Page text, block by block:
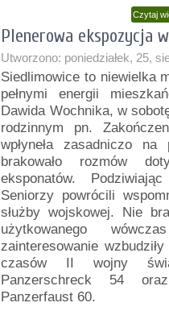
Czytaj
Plenerowa ekspozycja
Utworzono: poniedziałek, 25,
Siedlimowice to niewielka
pełnymi energii
Dawida Wochnika, w
rodzinnym pn.
wpłyneła zasadniczo
brakowało rozmów
eksponatów.
Seniorzy powrócili
służby wojskowej. Nie
użytkowanego
zainteresowanie
czasów II wojny
Panzerschreck 54
Panzerfaust 60.